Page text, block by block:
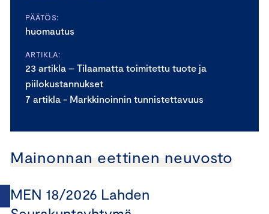
PÄÄTÖS:
huomautus
ARTIKLA:
23 artikla – Tilaamatta toimitettu tuote ja
piilokustannukset
7 artikla - Markkinoinnin tunnistettavuus
Mainonnan eettinen neuvosto
MEN 18/2026 Lahden